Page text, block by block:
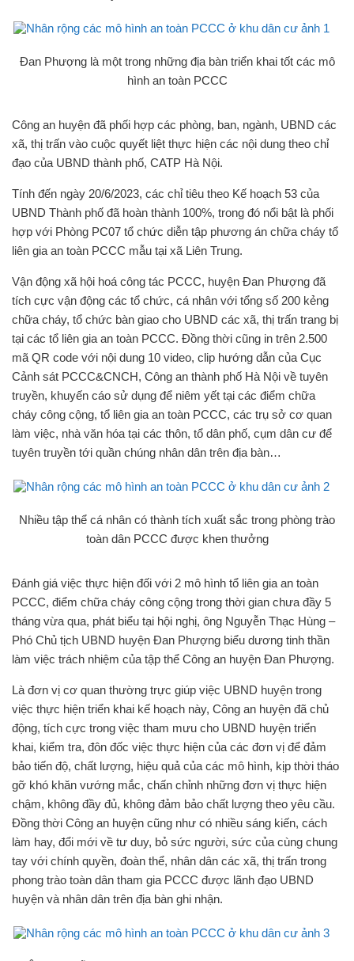
Đan Phượng là một trong những địa bàn triển khai tốt các mô
hình an toàn PCCC
Công an huyện đã phối hợp các phòng, ban, ngành, UBND các
xã, thị trấn vào cuộc quyết liệt thực hiện các nội dung theo chỉ
đạo của UBND thành phố, CATP Hà Nội.
Tính đến ngày 20/6/2023, các chỉ tiêu theo Kế hoạch 53 của
UBND Thành phố đã hoàn thành 100%, trong đó nổi bật là phối
hợp với Phòng PC07 tổ chức diễn tập phương án chữa cháy tổ
liên gia an toàn PCCC mẫu tại xã Liên Trung.
Vận động xã hội hoá công tác PCCC, huyện Đan Phượng đã
tích cực vận động các tổ chức, cá nhân với tổng số 200 kẻng
chữa cháy, tổ chức bàn giao cho UBND các xã, thị trấn trang bị
tại các tổ liên gia an toàn PCCC. Đồng thời cũng in trên 2.500
mã QR code với nội dung 10 video, clip hướng dẫn của Cục
Cảnh sát PCCC&CNCH, Công an thành phố Hà Nội về tuyên
truyền, khuyến cáo sử dụng để niêm yết tại các điểm chữa
cháy công cộng, tổ liên gia an toàn PCCC, các trụ sở cơ quan
làm việc, nhà văn hóa tại các thôn, tổ dân phố, cụm dân cư để
tuyên truyền tới quần chúng nhân dân trên địa bàn…
Nhiều tập thể cá nhân có thành tích xuất sắc trong phòng trào
toàn dân PCCC được khen thưởng
Đánh giá việc thực hiện đối với 2 mô hình tổ liên gia an toàn
PCCC, điểm chữa cháy công cộng trong thời gian chưa đầy 5
tháng vừa qua, phát biểu tại hội nghị, ông Nguyễn Thạc Hùng –
Phó Chủ tịch UBND huyện Đan Phượng biểu dương tinh thần
làm việc trách nhiệm của tập thể Công an huyện Đan Phượng.
Là đơn vị cơ quan thường trực giúp việc UBND huyện trong
việc thực hiện triển khai kế hoạch này, Công an huyện đã chủ
động, tích cực trong việc tham mưu cho UBND huyện triển
khai, kiểm tra, đôn đốc việc thực hiện của các đơn vị để đảm
bảo tiến độ, chất lượng, hiệu quả của các mô hình, kịp thời tháo
gỡ khó khăn vướng mắc, chấn chỉnh những đơn vị thực hiện
chậm, không đầy đủ, không đảm bảo chất lượng theo yêu cầu.
Đồng thời Công an huyện cũng như có nhiều sáng kiến, cách
làm hay, đổi mới về tư duy, bỏ sức người, sức của cùng chung
tay với chính quyền, đoàn thể, nhân dân các xã, thị trấn trong
phong trào toàn dân tham gia PCCC được lãnh đạo UBND
huyện và nhân dân trên địa bàn ghi nhận.